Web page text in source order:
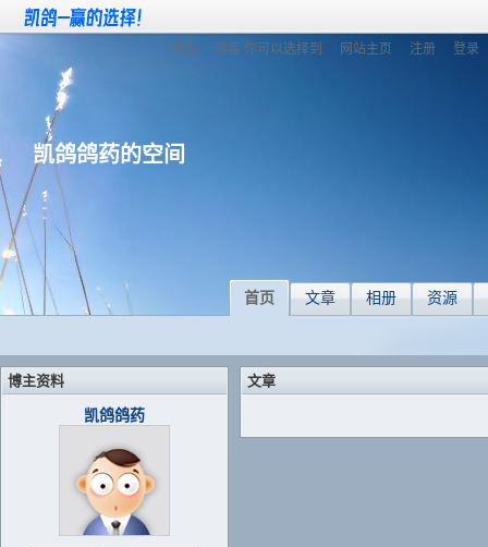
网站主页 注册 登录
下午好， 游客 你可以选择到
凯鸽鸽药的空间
首页 文章 相册 资源
博主资料
凯鸽鸽药
文章